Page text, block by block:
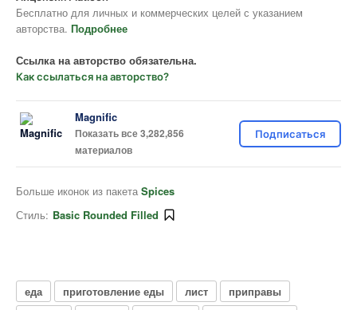
Бесплатно для личных и коммерческих целей с указанием
авторства. Подробнее
Ссылка на авторство обязательна.
Как ссылаться на авторство?
Magnific
Показать все 3,282,856
материалов
Подписаться
Больше иконок из пакета Spices
Стиль: Basic Rounded Filled
еда приготовление еды лист
приправы